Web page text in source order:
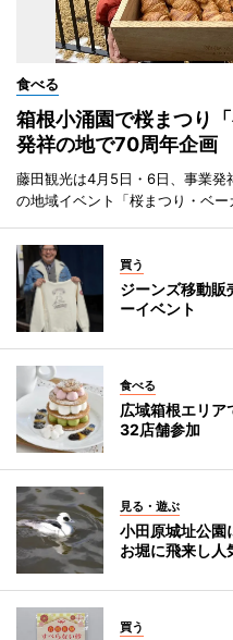
食べる
箱根小涌園で桜まつり
発祥の地で70周年企画
藤田観光は4月5日・6日、事業発
の地域イベント「桜まつり・ベー
買う
ジーンズ移動販
ーイベント
食べる
広域箱根エリ
32店舗参加
見る・遊ぶ
小田原城址公
お堀に飛来し人
買う